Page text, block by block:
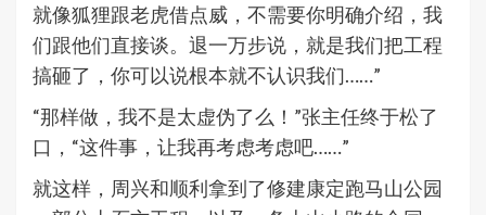
就像狐狸跟老虎借点威，不需要你明确介绍，我
们跟他们直接谈。退一万步说，就是我们把工程
搞砸了，你可以说根本就不认识我们……”
“那样做，我不是太虚伪了么！”张主任终于松了
口，“这件事，让我再考虑考虑吧……”
就这样，周兴和顺利拿到了修建康定跑马山公园